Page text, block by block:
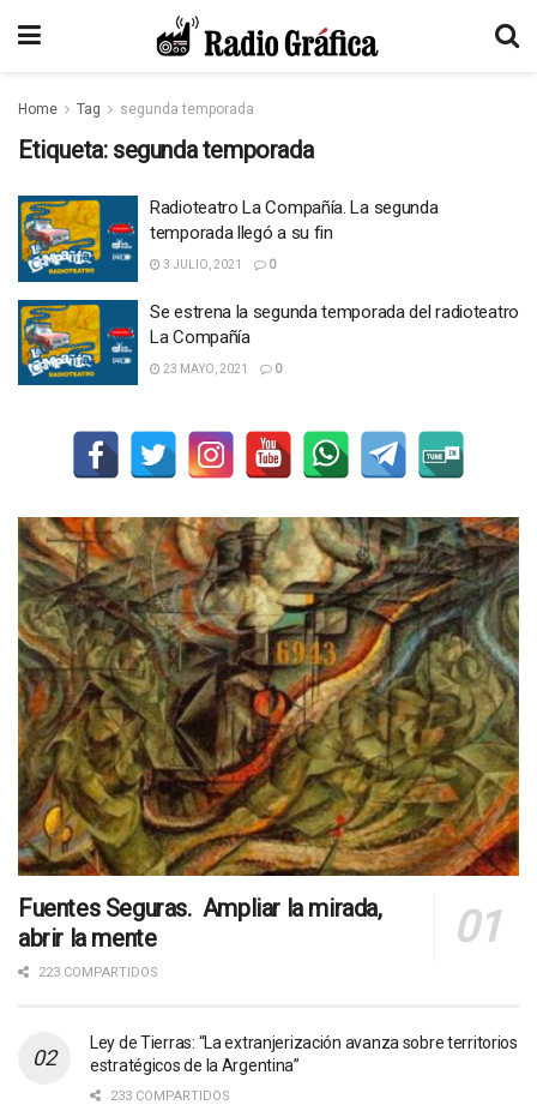
Home Tag segunda temporada
Etiqueta: segunda temporada
Radioteatro La Compañía. La segunda
temporada llegó a su fin
3 JULIO, 2021 0
Se estrena la segunda temporada del radioteatro
La Compañía
23 MAYO, 2021 0
Fuentes Seguras. Ampliar la mirada,
abrir la mente
223 COMPARTIDOS
Ley de Tierras: “La extranjerización avanza sobre territorios
estratégicos de la Argentina”
233 COMPARTIDOS